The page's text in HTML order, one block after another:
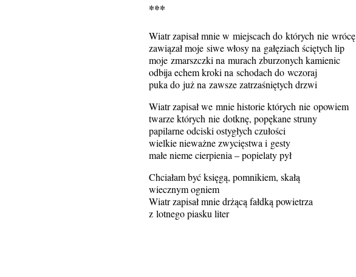
***
Wiatr zapisał mnie w miejscach do których nie wrócę
zawiązał moje siwe włosy na gałęziach ściętych lip
moje zmarszczki na murach zburzonych kamienic
odbija echem kroki na schodach do wczoraj
puka do już na zawsze zatrzaśniętych drzwi
Wiatr zapisał we mnie historie których nie opowiem
twarze których nie dotknę, popękane struny
papilarne odciski ostygłych czułości
wielkie nieważne zwycięstwa i gesty
małe nieme cierpienia – popielaty pył
Chciałam być księgą, pomnikiem, skałą
wiecznym ogniem
Wiatr zapisał mnie drżącą fałdką powietrza
z lotnego piasku liter